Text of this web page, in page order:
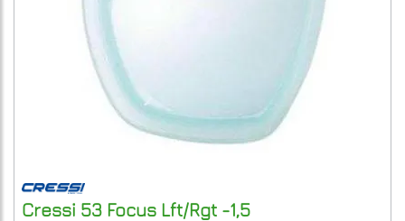
Cressi 53 Focus Lft/Rgt -1,5